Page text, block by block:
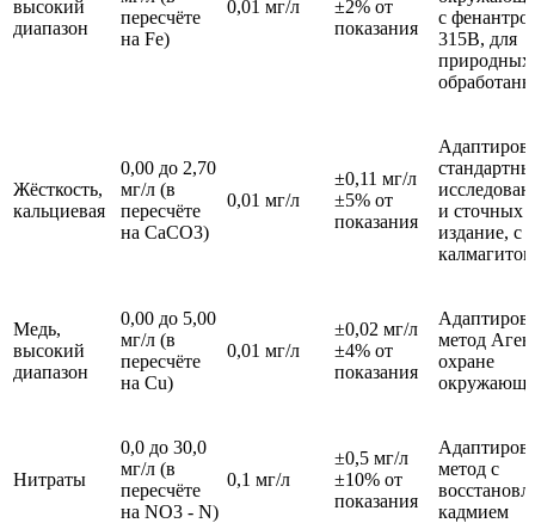
высокий
диапазон
пересчёте
на Fe)
0,01 мг/л
±2% от
показания
с
315B, для
природных
Жёсткость,
кальциевая
0,00 до 2,70
мг/л (в
пересчёте
на CaCO3)
0,01 мг/л
±0,11 мг/л
±5% от
показания
и сточных
издание, с
калмагитом
Медь,
высокий
диапазон
0,00 до 5,00
мг/л (в
пересчёте
на Cu)
0,01 мг/л
±0,02 мг/л
±4% от
показания
метод
охране
Нитраты
0,0 до 30,0
мг/л (в
пересчёте
на NO3 - N)
0,1 мг/л
±0,5 мг/л
±10% от
показания
метод с
кадмием